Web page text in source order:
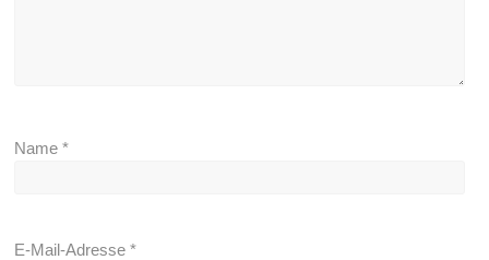
Name*
E-Mail-Adresse*